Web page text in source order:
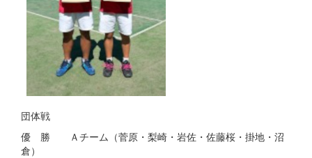
団体戦
優 勝 Ａチーム（菅原・梨崎・岩佐・佐藤桜・掛地・沼
倉）